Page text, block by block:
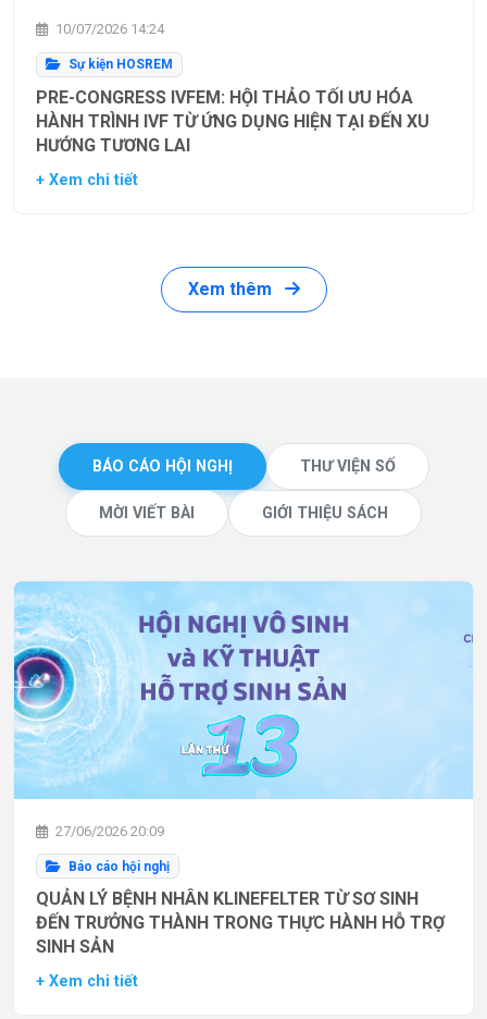
10/07/2026 14:24
Sự kiện HOSREM
PRE-CONGRESS IVFEM: HỘI THẢO TỐI ƯU HÓA
HÀNH TRÌNH IVF TỪ ỨNG DỤNG HIỆN TẠI ĐẾN XU
HƯỚNG TƯƠNG LAI
+ Xem chi tiết
Xem thêm
BÁO CÁO HỘI NGHỊ THƯ VIỆN SỐ
MỜI VIẾT BÀI GIỚI THIỆU SÁCH
27/06/2026 20:09
Báo cáo hội nghị
QUẢN LÝ BỆNH NHÂN KLINEFELTER TỪ SƠ SINH
ĐẾN TRƯỞNG THÀNH TRONG THỰC HÀNH HỖ TRỢ
SINH SẢN
+ Xem chi tiết